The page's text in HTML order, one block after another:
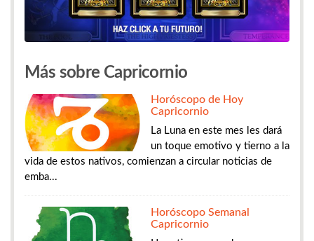
Más sobre Capricornio
Horóscopo de Hoy
Capricornio
La Luna en este mes les dará
un toque emotivo y tierno a la
vida de estos nativos, comienzan a circular noticias de
emba...
Horóscopo Semanal
Capricornio